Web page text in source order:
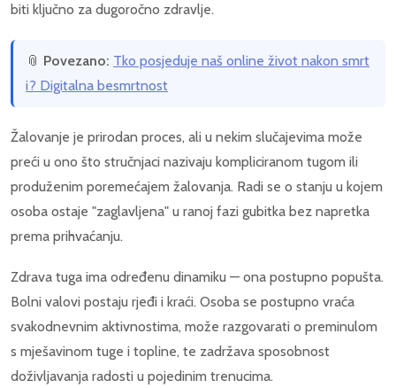
biti ključno za dugoročno zdravlje.
📎 Povezano: Tko posjeduje naš online život nakon smrt
i? Digitalna besmrtnost
Žalovanje je prirodan proces, ali u nekim slučajevima može
preći u ono što stručnjaci nazivaju kompliciranom tugom ili
produženim poremećajem žalovanja. Radi se o stanju u kojem
osoba ostaje "zaglavljena" u ranoj fazi gubitka bez napretka
prema prihvaćanju.
Zdrava tuga ima određenu dinamiku — ona postupno popušta.
Bolni valovi postaju rjeđi i kraći. Osoba se postupno vraća
svakodnevnim aktivnostima, može razgovarati o preminulom
s mješavinom tuge i topline, te zadržava sposobnost
doživljavanja radosti u pojedinim trenucima.